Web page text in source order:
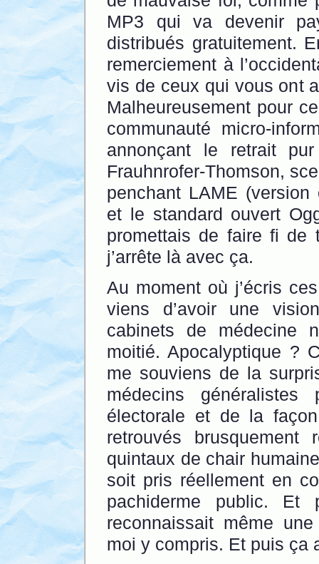
MP3 qui va devenir
distribués gratuitement.
remerciement à
vis de ceux qui vous ont
Malheureusement pour
communauté micro-
annonçant le retrait
Frauhnrofer-Thomson,
penchant LAME
et le standard ouvert
promettais de faire fi de
j’arrête là avec ça.
Au moment où j’écris
viens d’avoir une
cabinets de médecine
moitié. Apocalyptique ?
me souviens de la
médecins
électorale et de la
retrouvés
quintaux de chair
soit pris réellement en
pachiderme public. Et
reconnaissait même
moi y compris. Et puis ça